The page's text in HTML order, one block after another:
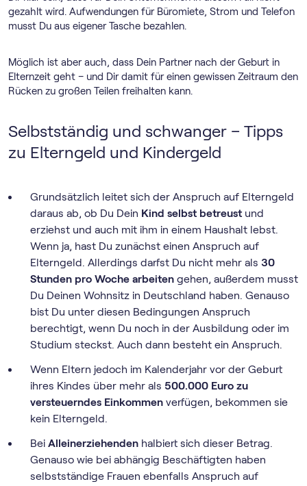
gezahlt wird. Aufwendungen für Büromiete, Strom und Telefon
musst Du aus eigener Tasche bezahlen.
Möglich ist aber auch, dass Dein Partner nach der Geburt in
Elternzeit geht – und Dir damit für einen gewissen Zeitraum den
Rücken zu großen Teilen freihalten kann.
Selbstständig und schwanger – Tipps
zu Elterngeld und Kindergeld
Grundsätzlich leitet sich der Anspruch auf Elterngeld
daraus ab, ob Du Dein Kind selbst betreust und
erziehst und auch mit ihm in einem Haushalt lebst.
Wenn ja, hast Du zunächst einen Anspruch auf
Elterngeld. Allerdings darfst Du nicht mehr als 30
Stunden pro Woche arbeiten gehen, außerdem musst
Du Deinen Wohnsitz in Deutschland haben. Genauso
bist Du unter diesen Bedingungen Anspruch
berechtigt, wenn Du noch in der Ausbildung oder im
Studium steckst. Auch dann besteht ein Anspruch.
Wenn Eltern jedoch im Kalenderjahr vor der Geburt
ihres Kindes über mehr als 500.000 Euro zu
versteuerndes Einkommen verfügen, bekommen sie
kein Elterngeld.
Bei Alleinerziehenden halbiert sich dieser Betrag.
Genauso wie bei abhängig Beschäftigten haben
selbstständige Frauen ebenfalls Anspruch auf